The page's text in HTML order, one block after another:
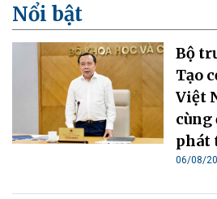
Nổi bật
Bộ
Tạo
Việt
cùng
phát
06/08/